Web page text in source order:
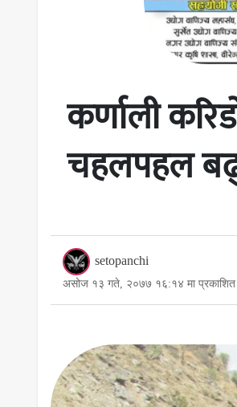
कर्णाली
चहलपहल
setopanchi
असोज १३ गते, २०७७ १६:१४ मा प्रकाशित